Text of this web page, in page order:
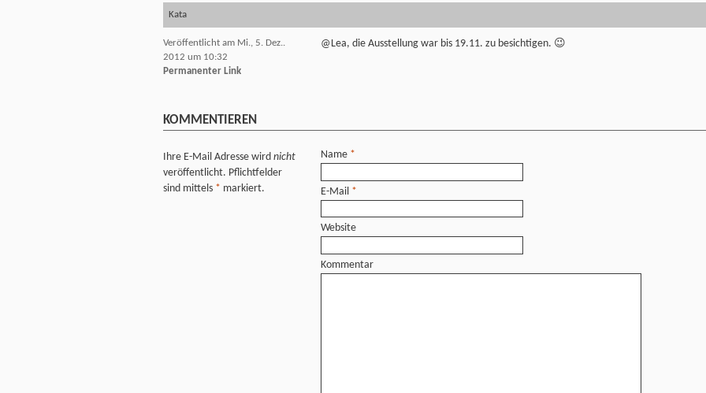
Kata
Veröffentlicht am Mi., 5. Dez..
2012 um 10:32
Permanenter Link
@Lea, die Ausstellung war bis 19.11. zu besichtigen. 😉
KOMMENTIEREN
Ihre E-Mail Adresse wird nicht
veröffentlicht. Pflichtfelder
sind mittels * markiert.
Name *
E-Mail *
Website
Kommentar